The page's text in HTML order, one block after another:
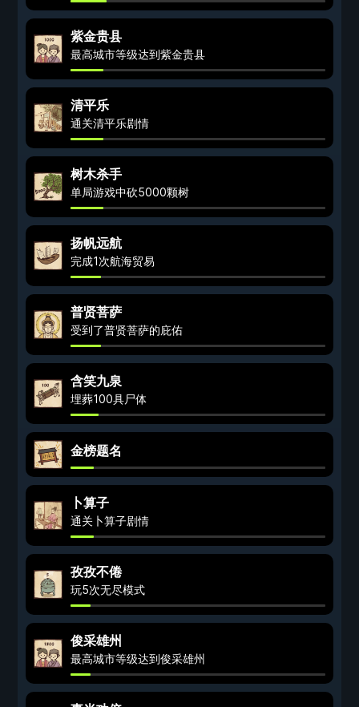
紫金贵县
最高城市等级达到紫金贵县
清平乐
通关清平乐剧情
树木杀手
单局游戏中砍5000颗树
扬帆远航
完成1次航海贸易
普贤菩萨
受到了普贤菩萨的庇佑
含笑九泉
埋葬100具尸体
金榜题名
卜算子
通关卜算子剧情
孜孜不倦
玩5次无尽模式
俊采雄州
最高城市等级达到俊采雄州